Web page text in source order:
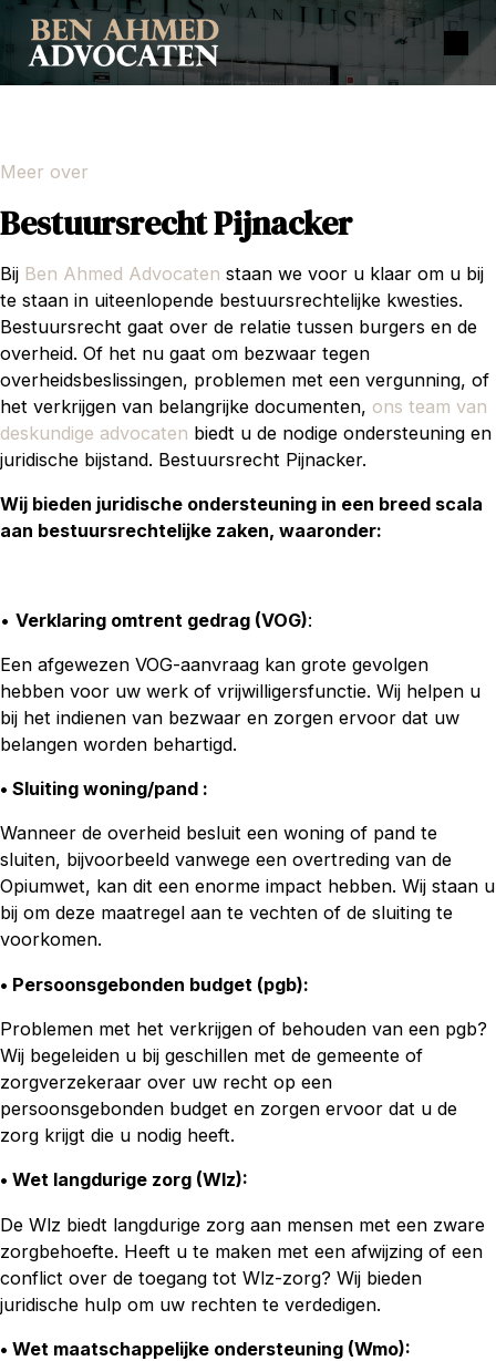
Meer over
Bestuursrecht Pijnacker
Bij Ben Ahmed Advocaten staan we voor u klaar om u bij
te staan in uiteenlopende bestuursrechtelijke kwesties.
Bestuursrecht gaat over de relatie tussen burgers en de
overheid. Of het nu gaat om bezwaar tegen
overheidsbeslissingen, problemen met een vergunning, of
het verkrijgen van belangrijke documenten, ons team van
deskundige advocaten biedt u de nodige ondersteuning en
juridische bijstand. Bestuursrecht Pijnacker.
Wij bieden juridische ondersteuning in een breed scala
aan bestuursrechtelijke zaken, waaronder:
• Verklaring omtrent gedrag (VOG):
Een afgewezen VOG-aanvraag kan grote gevolgen
hebben voor uw werk of vrijwilligersfunctie. Wij helpen u
bij het indienen van bezwaar en zorgen ervoor dat uw
belangen worden behartigd.
• Sluiting woning/pand :
Wanneer de overheid besluit een woning of pand te
sluiten, bijvoorbeeld vanwege een overtreding van de
Opiumwet, kan dit een enorme impact hebben. Wij staan u
bij om deze maatregel aan te vechten of de sluiting te
voorkomen.
• Persoonsgebonden budget (pgb):
Problemen met het verkrijgen of behouden van een pgb?
Wij begeleiden u bij geschillen met de gemeente of
zorgverzekeraar over uw recht op een
persoonsgebonden budget en zorgen ervoor dat u de
zorg krijgt die u nodig heeft.
• Wet langdurige zorg (Wlz):
De Wlz biedt langdurige zorg aan mensen met een zware
zorgbehoefte. Heeft u te maken met een afwijzing of een
conflict over de toegang tot Wlz-zorg? Wij bieden
juridische hulp om uw rechten te verdedigen.
• Wet maatschappelijke ondersteuning (Wmo):